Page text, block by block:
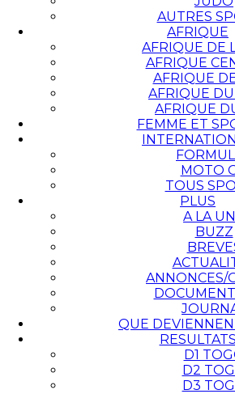
AUTRES
AFRIQUE
AFRIQUE DE
AFRIQUE
AFRIQUE
AFRIQUE
AFRIQUE
FEMME ET
MOTO
TOUS
PLUS
A LA
BUZZ
ANNONCES/
QUE
RESULTATS
D1
D2
D3